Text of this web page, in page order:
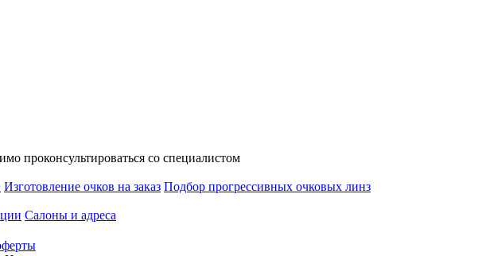
проконсультироваться со специалистом
Изготовление очков на заказ Подбор прогрессивных очковых линз
Салоны и адреса